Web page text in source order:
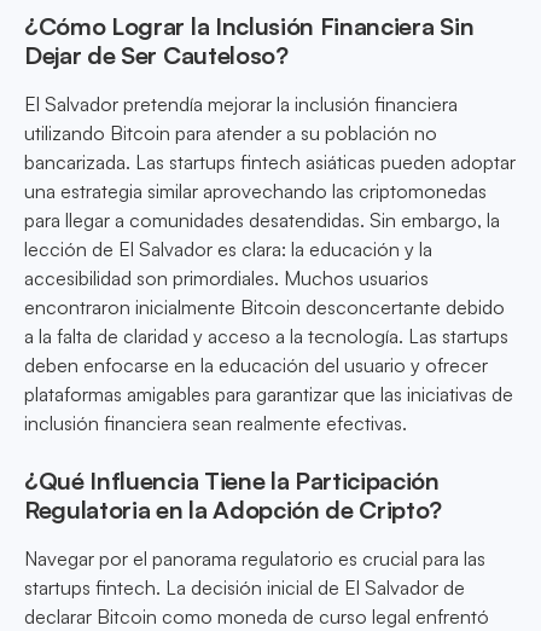
¿Cómo Lograr la Inclusión Financiera Sin
Dejar de Ser Cauteloso?
El Salvador pretendía mejorar la inclusión financiera
utilizando Bitcoin para atender a su población no
bancarizada. Las startups fintech asiáticas pueden adoptar
una estrategia similar aprovechando las criptomonedas
para llegar a comunidades desatendidas. Sin embargo, la
lección de El Salvador es clara: la educación y la
accesibilidad son primordiales. Muchos usuarios
encontraron inicialmente Bitcoin desconcertante debido
a la falta de claridad y acceso a la tecnología. Las startups
deben enfocarse en la educación del usuario y ofrecer
plataformas amigables para garantizar que las iniciativas de
inclusión financiera sean realmente efectivas.
¿Qué Influencia Tiene la Participación
Regulatoria en la Adopción de Cripto?
Navegar por el panorama regulatorio es crucial para las
startups fintech. La decisión inicial de El Salvador de
declarar Bitcoin como moneda de curso legal enfrentó